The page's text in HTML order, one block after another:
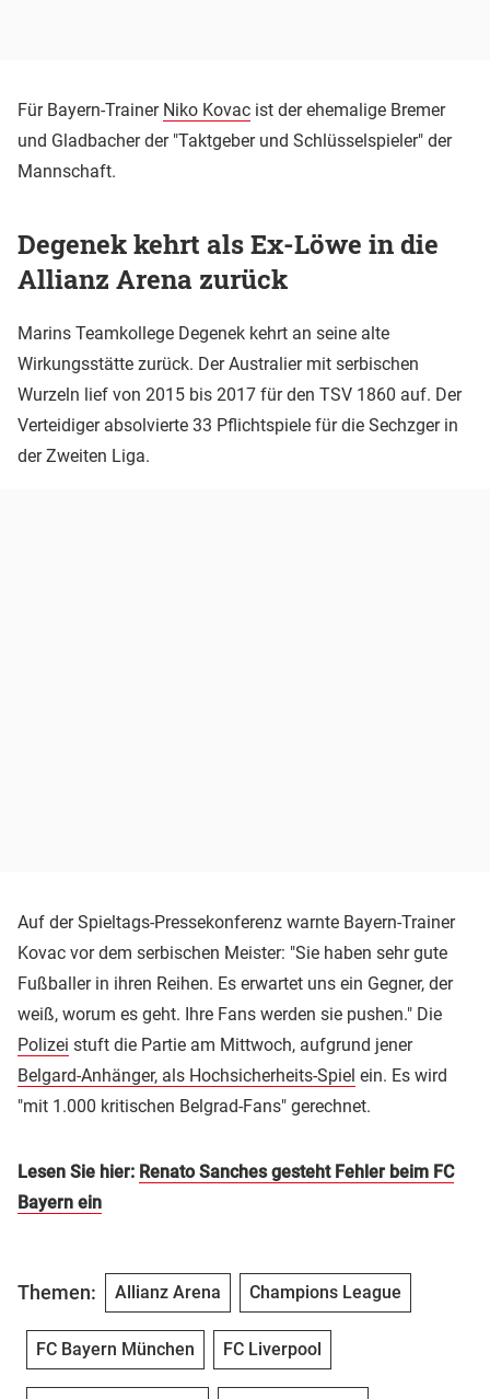
Für Bayern-Trainer Niko Kovac ist der ehemalige Bremer
und Gladbacher der "Taktgeber und Schlüsselspieler" der
Mannschaft.
Degenek kehrt als Ex-Löwe in die
Allianz Arena zurück
Marins Teamkollege Degenek kehrt an seine alte
Wirkungsstätte zurück. Der Australier mit serbischen
Wurzeln lief von 2015 bis 2017 für den TSV 1860 auf. Der
Verteidiger absolvierte 33 Pflichtspiele für die Sechzger in
der Zweiten Liga.
Auf der Spieltags-Pressekonferenz warnte Bayern-Trainer
Kovac vor dem serbischen Meister: "Sie haben sehr gute
Fußballer in ihren Reihen. Es erwartet uns ein Gegner, der
weiß, worum es geht. Ihre Fans werden sie pushen." Die
Polizei stuft die Partie am Mittwoch, aufgrund jener
Belgard-Anhänger, als Hochsicherheits-Spiel ein. Es wird
"mit 1.000 kritischen Belgrad-Fans" gerechnet.
Lesen Sie hier: Renato Sanches gesteht Fehler beim FC
Bayern ein
Themen: Allianz Arena Champions League
FC Bayern München FC Liverpool